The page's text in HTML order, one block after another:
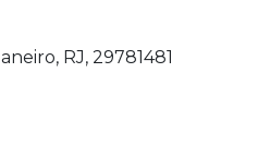
RJ, 29781481